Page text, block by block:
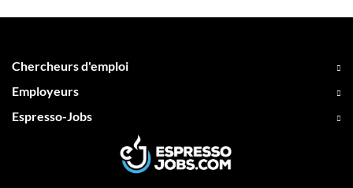
Chercheurs d'emploi
Employeurs
Espresso-Jobs